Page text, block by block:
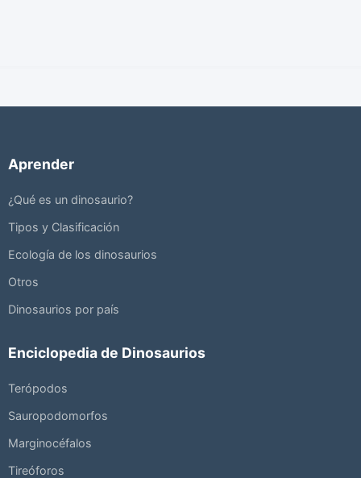
Aprender
¿Qué es un dinosaurio?
Tipos y Clasificación
Ecología de los dinosaurios
Otros
Dinosaurios por país
Enciclopedia de Dinosaurios
Terópodos
Sauropodomorfos
Marginocéfalos
Tireóforos